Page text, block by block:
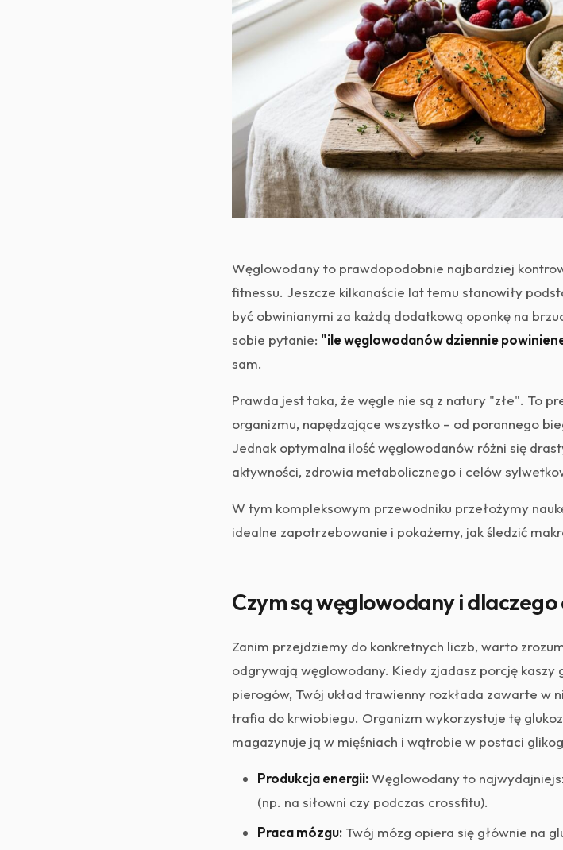
Węglowodany to prawdopodobnie najbardziej
fitnessu. Jeszcze kilkanaście lat temu stanowiły
być obwinianymi za każdą dodatkową oponkę na
sobie pytanie: "ile węglowodanów dziennie
sam.
Prawda jest taka, że węgle nie są z natury "złe". To
organizmu, napędzające wszystko – od porannego
Jednak optymalna ilość węglowodanów różni się
aktywności, zdrowia metabolicznego i celów
W tym kompleksowym przewodniku przełożymy
idealne zapotrzebowanie i pokażemy, jak śledzić
Czym są węglowodany i
Zanim przejdziemy do konkretnych liczb, warto
odgrywają węglowodany. Kiedy zjadasz porcję
pierogów, Twój układ trawienny rozkłada zawarte w
trafia do krwiobiegu. Organizm wykorzystuje tę
magazynuje ją w mięśniach i wątrobie w postaci
Produkcja energii:Węglowodany to
(np. na siłowni czy podczas crossfitu).
Praca mózgu: Twój mózg opiera się głównie na